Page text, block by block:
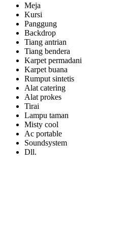
Meja
Kursi
Panggung
Backdrop
Tiang antrian
Tiang bendera
Karpet permadani
Karpet buana
Rumput sintetis
Alat catering
Alat prokes
Tirai
Lampu taman
Misty cool
Ac portable
Soundsystem
Dll.